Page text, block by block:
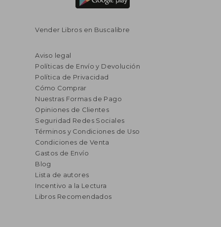
Vender Libros en Buscalibre
Aviso legal
Políticas de Envío y Devolución
Política de Privacidad
Cómo Comprar
Nuestras Formas de Pago
Opiniones de Clientes
Seguridad Redes Sociales
Términos y Condiciones de Uso
Condiciones de Venta
Gastos de Envío
Blog
Lista de autores
Incentivo a la Lectura
Libros Recomendados